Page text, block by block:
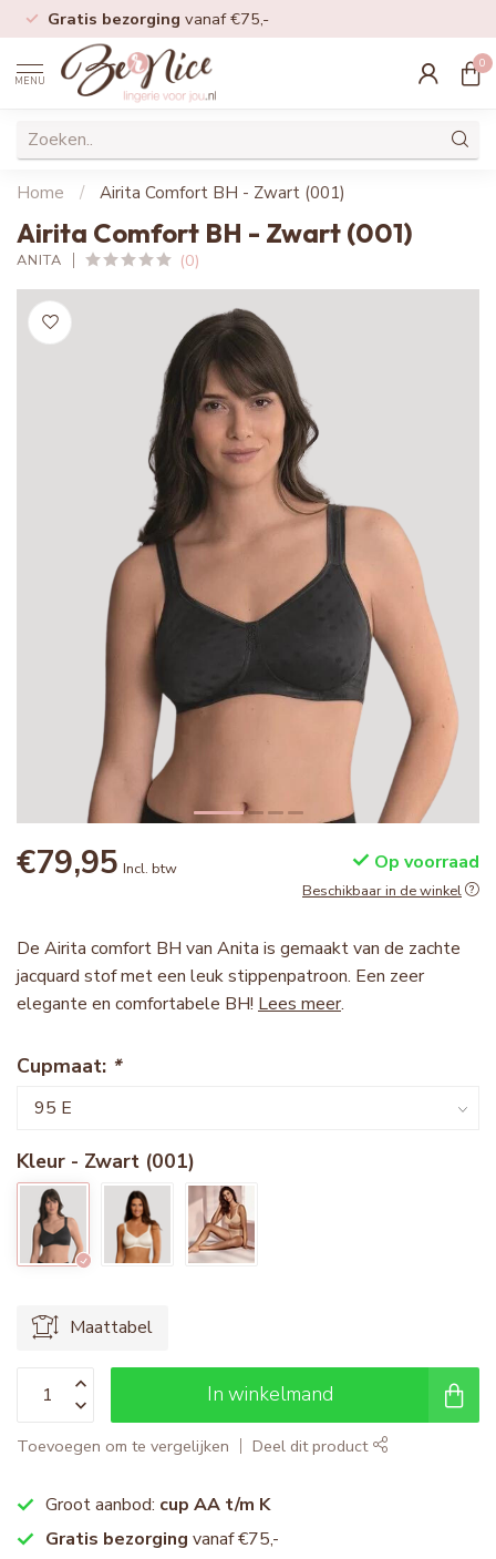
Gratis bezorging vanaf €75,-
MENU
0
Home / Airita Comfort BH - Zwart (001)
Airita Comfort BH - Zwart (001)
ANITA (0)
€79,95 Incl. btw Op voorraad
Beschikbaar in de winkel
De Airita comfort BH van Anita is gemaakt van de zachte
jacquard stof met een leuk stippenpatroon. Een zeer
elegante en comfortabele BH! Lees meer.
Cupmaat: *
Kleur - Zwart (001)
Maattabel
In winkelmand
Toevoegen om te vergelijken Deel dit product
Groot aanbod: cup AA t/m K
Gratis bezorging vanaf €75,-